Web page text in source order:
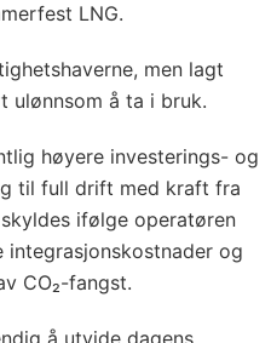
LNG.
men lagt
å ta i bruk.
høyere investerings- og
til full drift med kraft fra
ifølge operatøren
og
CO₂-fangst.
å utvide dagens